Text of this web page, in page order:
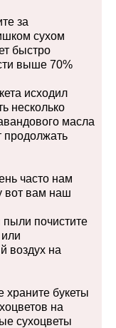
за
сухом
быстро
выше 70%
исходил
несколько
масла
продолжать
часто нам
вот вам наш
пыли почистите
или
воздух на
букеты
на
сухоцветы